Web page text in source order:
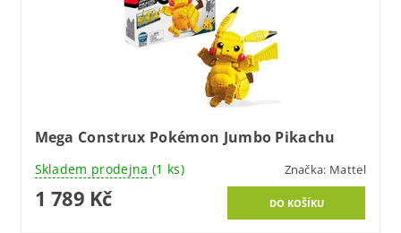
Mega Construx Pokémon Jumbo Pikachu
Skladem prodejna (1 ks) Značka: Mattel
1 789 Kč